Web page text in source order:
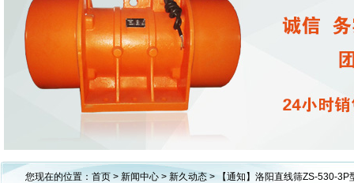
您现在的位置： 首页 > 新闻中心 > 新久动态 > 【通知】洛阳直线筛ZS-530-3P